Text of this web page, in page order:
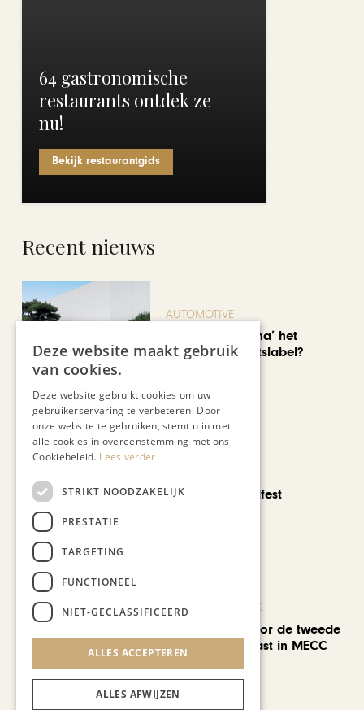
64 gastronomische
restaurants ontdek ze
nu!
Bekijk restaurantgids
Recent nieuws
AUTOMOTIVE
Is ‘Made in China’ het
nieuwe kwaliteitslabel?
Noorbeek Foodfest
KUNST & CULTUUR
EuropArtFair voor de tweede
keer op rij te gast in MECC
Maastricht
Deze website maakt gebruik
van cookies.
Deze website gebruikt cookies om uw
gebruikerservaring te verbeteren. Door
onze website te gebruiken, stemt u in met
alle cookies in overeenstemming met ons
Cookiebeleid. Lees verder
STRIKT NOODZAKELIJK
PRESTATIE
TARGETING
FUNCTIONEEL
NIET-GECLASSIFICEERD
ALLES ACCEPTEREN
ALLES AFWIJZEN